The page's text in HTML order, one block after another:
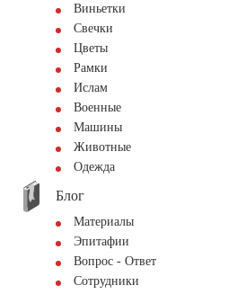
Виньетки
Свечки
Цветы
Рамки
Ислам
Военные
Машины
Животные
Одежда
Блог
Материалы
Эпитафии
Вопрос - Ответ
Сотрудники